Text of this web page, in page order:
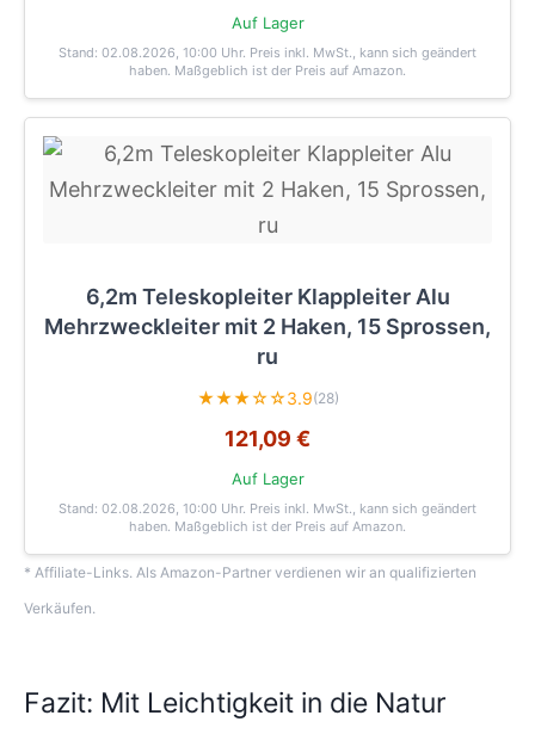
Auf Lager
Stand: 02.08.2026, 10:00 Uhr. Preis inkl. MwSt., kann sich geändert
haben. Maßgeblich ist der Preis auf Amazon.
6,2m Teleskopleiter Klappleiter Alu
Mehrzweckleiter mit 2 Haken, 15 Sprossen,
ru
★★★☆☆3.9(28)
121,09 €
Auf Lager
Stand: 02.08.2026, 10:00 Uhr. Preis inkl. MwSt., kann sich geändert
haben. Maßgeblich ist der Preis auf Amazon.
* Affiliate-Links. Als Amazon-Partner verdienen wir an qualifizierten
Verkäufen.
Fazit: Mit Leichtigkeit in die Natur